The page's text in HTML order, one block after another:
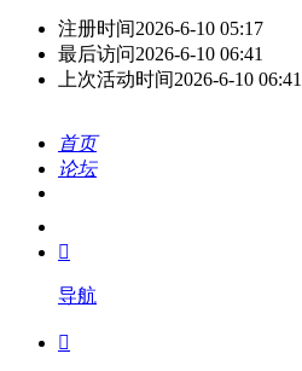
注册时间2026-6-10 05:17
最后访问2026-6-10 06:41
上次活动时间2026-6-10 06:41
首页
论坛
我的

导航
